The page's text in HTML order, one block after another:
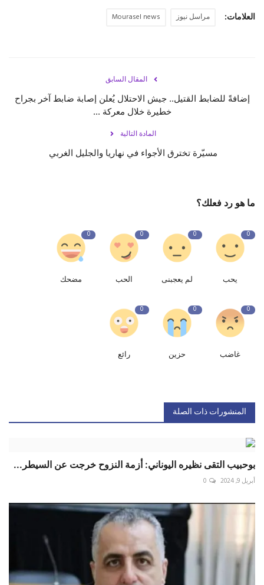
العلامات: مراسل نيوز Mourasel news
المقال السابق
إضافةً للضابط القتيل.. جيش الاحتلال يُعلن إصابة ضابط آخر بجراح
خطيرة خلال معركة ...
المادة التالية
مسيّرة تخترق الأجواء في نهاريا والجليل الغربي ⁧‫
ما هو رد فعلك؟
0
يحب
0
لم يعجبنى
0
الحب
0
مضحك
0
غاضب
0
حزين
0
رائع
المنشورات ذات الصلة
بوحبيب التقى نظيره اليوناني: أزمة النزوح خرجت عن السيطر...
أبريل 9, 2024 0